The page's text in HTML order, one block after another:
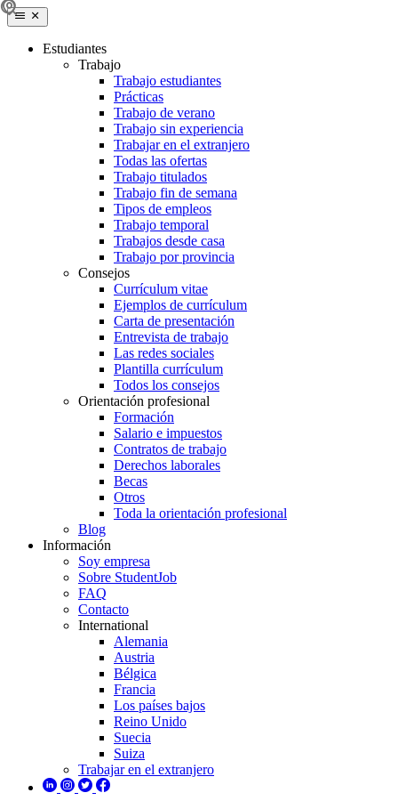
Estudiantes
Trabajo
Trabajo estudiantes
Prácticas
Trabajo de verano
Trabajo sin experiencia
Trabajar en el extranjero
Todas las ofertas
Trabajo titulados
Trabajo fin de semana
Tipos de empleos
Trabajo temporal
Trabajos desde casa
Trabajo por provincia
Consejos
Currículum vitae
Ejemplos de currículum
Carta de presentación
Entrevista de trabajo
Las redes sociales
Plantilla currículum
Todos los consejos
Orientación profesional
Formación
Salario e impuestos
Contratos de trabajo
Derechos laborales
Becas
Otros
Toda la orientación profesional
Blog
Información
Soy empresa
Sobre StudentJob
FAQ
Contacto
International
Alemania
Austria
Bélgica
Francia
Los países bajos
Reino Unido
Suecia
Suiza
Trabajar en el extranjero